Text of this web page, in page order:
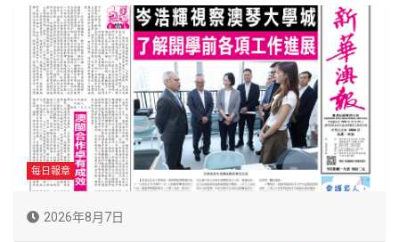
每日報章
2026年8月7日